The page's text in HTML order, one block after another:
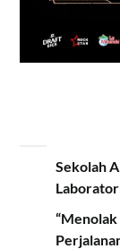
Sekolah
“Menolak